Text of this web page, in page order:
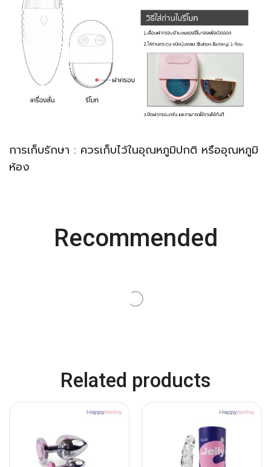
การเก็บรักษา : ควรเก็บไว้ในอุณหภูมิปกติ หรืออุณหภูมิ
ห้อง
Recommended
QUICK VIEW
A RED LIP 3in1
฿1,490.00
QUICK VIEW
Anal Bead Stick Vibrator –
MICHAEL
฿1,190.00